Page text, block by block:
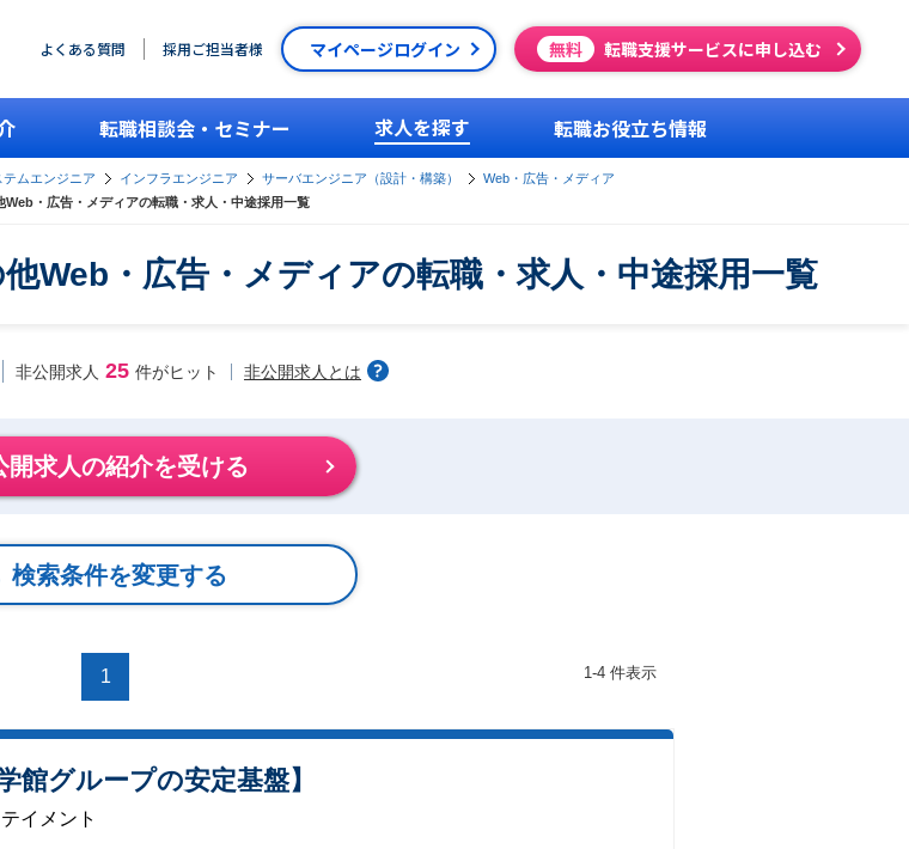
よくある質問 採用ご担当者様 マイページログイン 無料 転職支援サービスに申し込む
転職相談会・セミナー 求人を探す 転職お役立ち情報
ムエンジニア インフラエンジニア サーバエンジニア（設計・構築）
Web・広告・メディア
・広告・メディアの転職・求人・中途採用一覧
Web・広告・メディアの転職・求人・中途採用一覧
非公開求人 25 件がヒット 非公開求人とは
開求人の紹介を受ける
検索条件を変更する
1 1-4 件表示
グループの安定基盤】
イメント